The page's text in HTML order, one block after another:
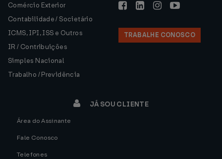
Comércio Exterior
Contabilidade / Societário
ICMS, IPI, ISS e Outros
IR / Contribuições
Simples Nacional
Trabalho / Previdência
TRABALHE CONOSCO
JÁ SOU CLIENTE
Área do Assinante
Fale Conosco
Telefones